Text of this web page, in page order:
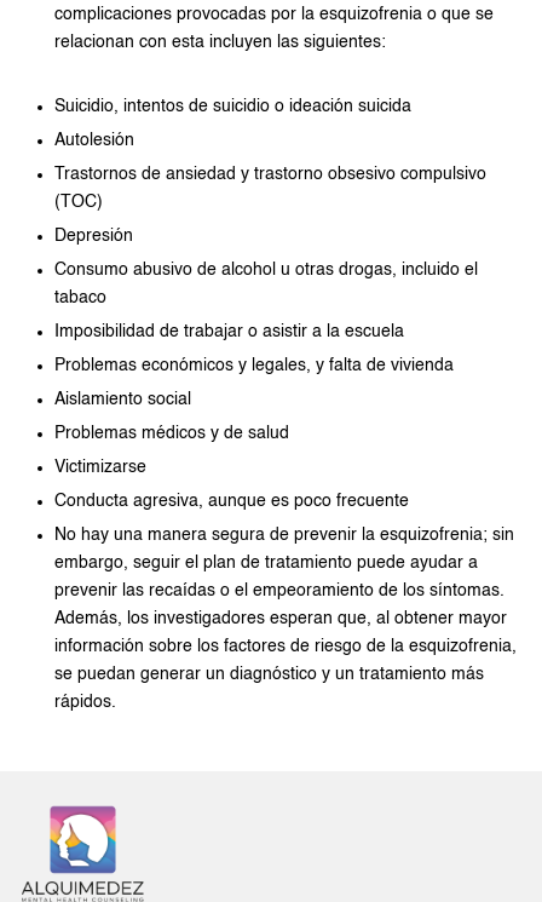
complicaciones provocadas por la esquizofrenia o que se
relacionan con esta incluyen las siguientes:
Suicidio, intentos de suicidio o ideación suicida
Autolesión
Trastornos de ansiedad y trastorno obsesivo compulsivo
(TOC)
Depresión
Consumo abusivo de alcohol u otras drogas, incluido el
tabaco
Imposibilidad de trabajar o asistir a la escuela
Problemas económicos y legales, y falta de vivienda
Aislamiento social
Problemas médicos y de salud
Victimizarse
Conducta agresiva, aunque es poco frecuente
No hay una manera segura de prevenir la esquizofrenia; sin
embargo, seguir el plan de tratamiento puede ayudar a
prevenir las recaídas o el empeoramiento de los síntomas.
Además, los investigadores esperan que, al obtener mayor
información sobre los factores de riesgo de la esquizofrenia,
se puedan generar un diagnóstico y un tratamiento más
rápidos.